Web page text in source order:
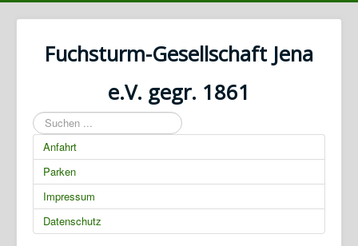
Fuchsturm-Gesellschaft Jena
e.V. gegr. 1861
Suchen
...
Anfahrt
Parken
Impressum
Datenschutz